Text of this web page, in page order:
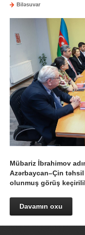
Biləsuvar
Mübariz İbrahimov
Azərbaycan–Çin təhsil
olunmuş görüş
Davamın oxu